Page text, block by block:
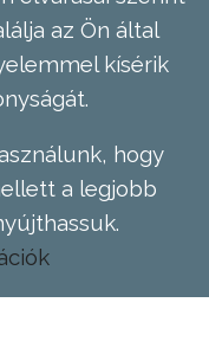
az Ön által
kísérik
hogy
a legjobb